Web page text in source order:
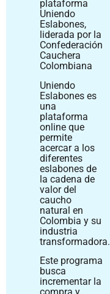
plataforma
Uniendo
Eslabones,
liderada por la
Confederación
Cauchera
Colombiana
Uniendo
Eslabones es
una
plataforma
online que
permite
acercar a los
diferentes
eslabones de
la cadena de
valor del
caucho
natural en
Colombia y su
industria
transformadora.
Este programa
busca
incrementar la